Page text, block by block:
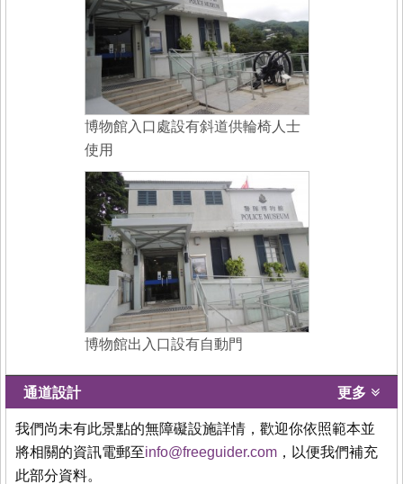
博物館入口處設有斜道供輪椅人士
使用
博物館出入口設有自動門
通道設計 更多
我們尚未有此景點的無障礙設施詳情，歡迎你依照範本並
將相關的資訊電郵至info@freeguider.com ，以便我們補充
此部分資料。